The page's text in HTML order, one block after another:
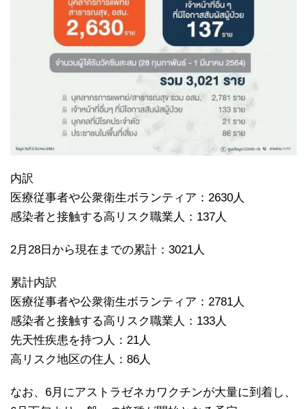
内訳
医療従事者や公衆衛生ボランティア：2630人
感染者と接触する高リスク職業人：137人
2月28日から現在までの累計：3021人
累計内訳
医療従事者や公衆衛生ボランティア：2781人
感染者と接触する高リスク職業人：133人
先天性疾患を持つ人：21人
高リスク地区の住人：86人
なお、6月にアストラゼネカワクチンが大量に到着し、